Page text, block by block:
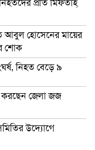
প্রতি মিফতাহ্
আবুল হোসেনের মায়ের
শোক
নিহত বেড়ে ৯
করছেন জেলা জজ
উদ্যোগে